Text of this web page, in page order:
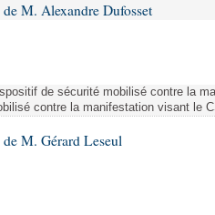
M. Alexandre Dufosset
de sécurité mobilisé contre la
contre la manifestation visant le
M. Gérard Leseul